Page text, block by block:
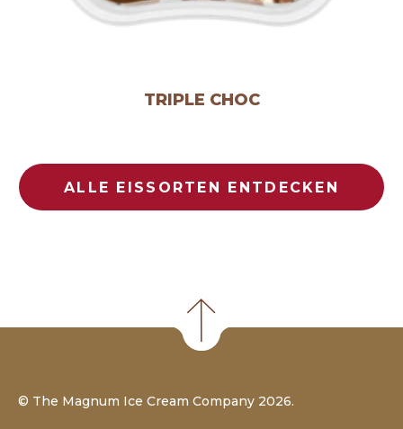
TRIPLE CHOC
ALLE EISSORTEN ENTDECKEN
© The Magnum Ice Cream Company 2026.